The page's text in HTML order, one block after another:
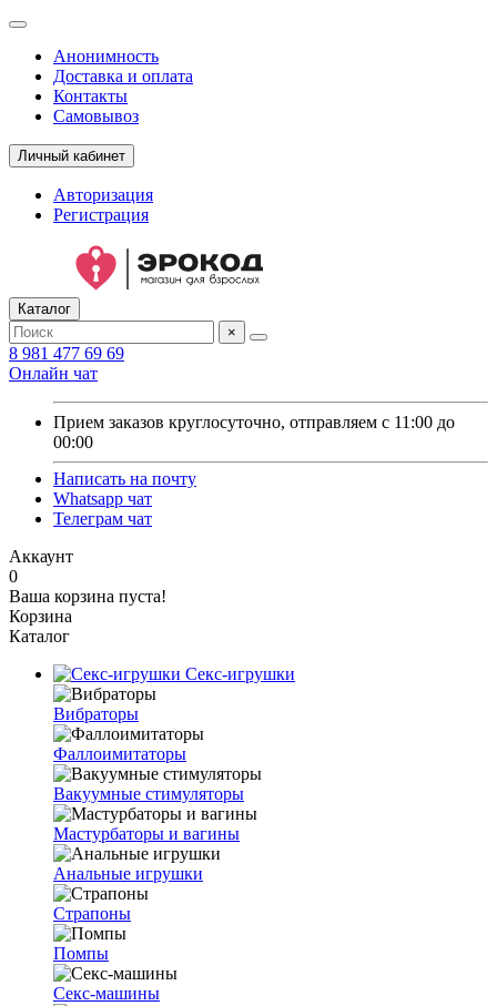
Анонимность
Доставка и оплата
Контакты
Самовывоз
Личный кабинет
Авторизация
Регистрация
Каталог
×
8 981 477 69 69
Онлайн чат
Прием заказов круглосуточно, отправляем с 11:00 до
00:00
Написать на почту
Whatsapp чат
Телеграм чат
Аккаунт
0
Ваша корзина пуста!
Корзина
Каталог
Секс-игрушки
Вибраторы
Фаллоимитаторы
Вакуумные стимуляторы
Мастурбаторы и вагины
Анальные игрушки
Страпоны
Помпы
Секс-машины